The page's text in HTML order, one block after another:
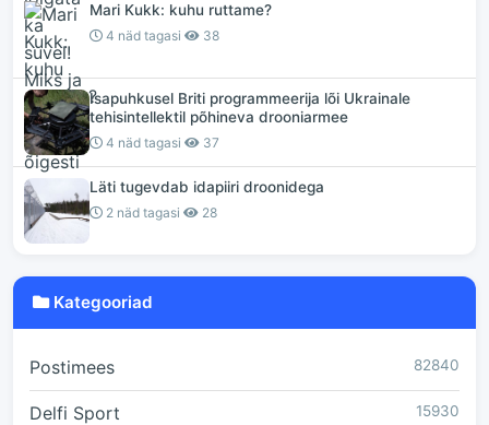
Mari Kukk: kuhu ruttame?
4 näd tagasi 38
Isapuhkusel Briti programmeerija lõi Ukrainale
tehisintellektil põhineva drooniarmee
4 näd tagasi 37
Läti tugevdab idapiiri droonidega
2 näd tagasi 28
Kategooriad
Postimees 82840
Delfi Sport 15930